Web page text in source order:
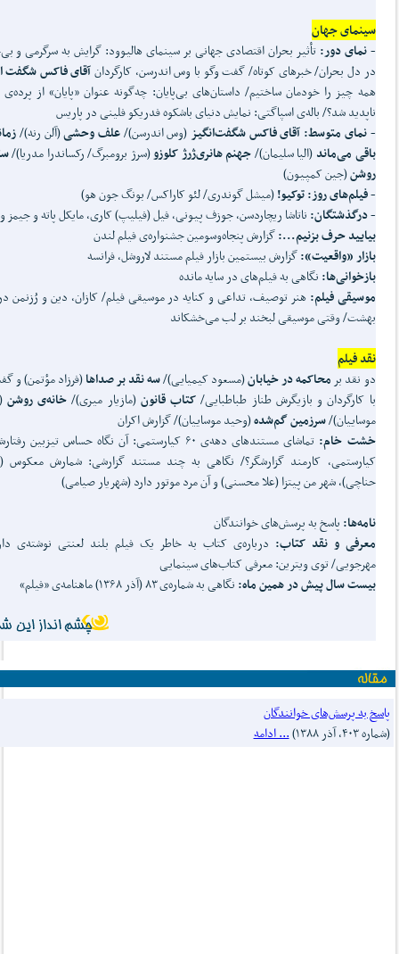
سینمای جهان
- نمای دور: تأثیر بحران اقتصادی جهانی بر سینمای هالیوود: گرایش به سرگرمی و
در دل بحران/ خبرهای کوتاه/ گفت وگو با وس اندرسن، کارگردانآقای فاکس شگفت
همه چیز را خودمان ساختیم/ داستان‌های بی‌پایان: چه‌گونه عنوان «پایان» از پرده‌ی
ناپدید شد؟/ باله‌ی اسپاگتی: نمایش دنیای باشکوه فدریکو فلینی در پاریس
- نمای متوسط: آقای فاکس شگفت‌انگیز (وس اندرسن)/علف وحشی(آلن رنه)/
باقی می‌ماند (الیا سلیمان)/جهنم هانری‌ژرژ کلوزو(سرژ برومبرگ/ رکساندرا مدریا)/
روشن(جین کمپیون)
- فیلم‌های روز:توکیو!(میشل گوندری/ لئو کاراکس/ بونگ جون هو)
- درگذشتگان: ناتاشا ریچاردسن، جوزف پیونی، فیل (فیلیپ) کاری، مایکل پاته و جیمز
بیایید حرف بزنیم...:گزارش پنجاه‌وسومین جشنواره‌ی فیلم لندن
بازار «واقعیت»:گزارش بیستمین بازار فیلم مستند لاروشل، فرانسه
بازخوانی‌ها: نگاهی به فیلم‌های در سایه مانده
موسیقی فیلم: هنر توصیف، تداعی و کنایه در موسیقی فیلم/ کازان، دین و رُزنمن
بهشت/ وقتی موسیقی لبخند بر لب می‌خشکاند
نقد فیلم
دو نقد بر محاکمه در خیابان(مسعود کیمیایی)/سه نقد بر صداها(فرزاد مؤتمن) و
با کارگردان و بازیگرش طناز طباطبایی/ کتاب قانون (مازیار میری)/ خانه‌ی روشن
موساییان)/سرزمین گم‌شده(وحید موساییان)/ گزارش اکران
خشت خام:
تماشای مستندهای دهه‌ی ۶۰ کیارستمی: آن نگاه حساس تیزبین
کیارستمی، کارمند گزارشگر؟/ نگاهی به چند مستند گزارشی: شمارش معکوس
حناچی)، شهر من پیتزا (علا محسنی) و آن مرد موتور دارد (شهریار صیامی)
نامه‌ها: پاسخ‌ به پرسش‌های خوانندگان
معرفی و نقد کتاب: درباره‌ی کتاب به خاطر یک فیلم بلند لعنتی نوشته‌ی
مهرجویی/ توی ویترین: معرفی کتاب‌های سینمایی
بیست سال پیش در همین ماه: نگاهی به شماره‌ی ۸۳ (آذر ۱۳۶۸) ماهنامه‌ی «فیلم»
پاسخ به پرسش‌های خوانندگان
(شماره ۴۰۳، آذر ۱۳۸۸)
... ادامه